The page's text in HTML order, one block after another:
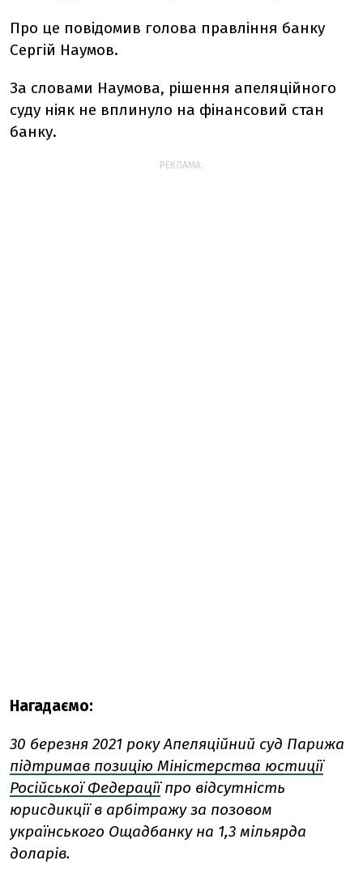
Про це повідомив голова правління банку
Сергій Наумов.
За словами Наумова, рішення апеляційного
суду ніяк не вплинуло на фінансовий стан
банку.
РЕКЛАМА:
Нагадаємо:
30 березня 2021 року Апеляційний суд Парижа
підтримав позицію Міністерства юстиції
Російської Федераціїпро відсутність
юрисдикції в арбітражу за позовом
українського Ощадбанку на 1,3 мільярда
доларів.